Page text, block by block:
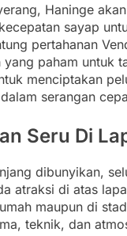
Haninge akan
sayap
pertahanan
yang paham untuk
menciptakan
serangan
Seru Di
dibunyikan,
atraksi di atas
maupun di
teknik, dan